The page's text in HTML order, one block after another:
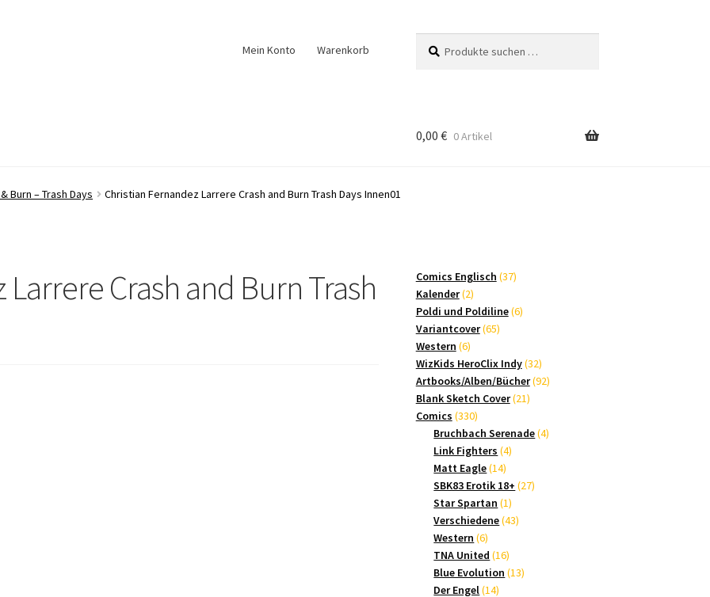
Mein Konto Warenkorb
nach:
0,00 € 0 Artikel
Burn – Trash Days Christian Fernandez Larrere Crash and Burn Trash Days Innen01
Crash and Burn Trash Comics Englisch 3737
Kalender 22
Produkte
Poldi und Poldiline 66
Variantcover 6565
Western 66
Produkte
WizKids HeroClix Indy 3232
Produkte
Artbooks/Alben/Bücher 9292
Blank Sketch Cover 2121
Comics 330330
Produkte
Bruchbach Serenade 44
Link Fighters 44
Matt Eagle 1414
Produkte
SBK83 Erotik 18+ 2727
Star Spartan 11
Produkt
Verschiedene 4343
Western 66
Produkte
TNA United 1616
Produkte
Blue Evolution 1313
Der Engel 1414